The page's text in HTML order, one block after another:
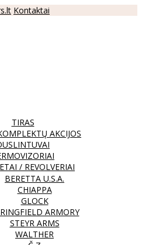
Kontaktai
TIRAS
AKCIJOS
/ REVOLVERIAI
BERETTA U.S.A.
CHIAPPA
GLOCK
ARMORY
STEYR ARMS
WALTHER